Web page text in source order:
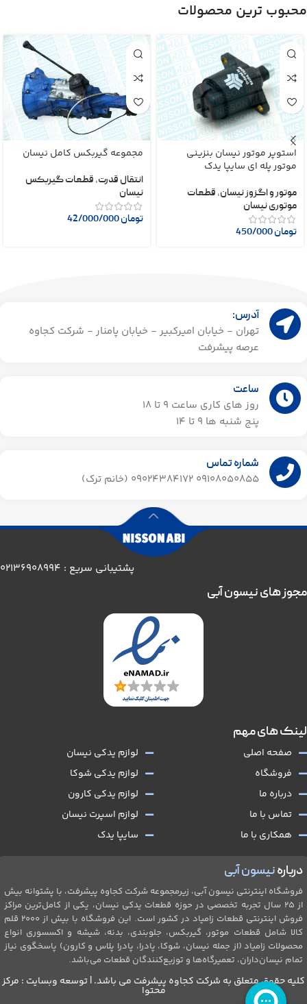
محبوب ترین محصولات
استوپر موتور نیسان بنزینی
موتور پله ای سایپا یدک
موتور و اگزوز نیسان, قطعات
موتوری نیسان
تومان
مجموعه گیربکس کامل نیسان
انتقال قدرت, قطعات گیربکس
نیسان
تومان
آدرس:
تهران - خیابان امیرکبیر - خیابان پامنار - شرکت کجاوه
عرصه پیشرفت
ساعت
روز های کاری ساعت ۹ تا 18
پنج شنبه ها 9 تا 14​
شماره تماس
09108050855 09024384172 (خانم ترک)
پشتیبانی سریع : 02136908994
دربارهنیسون آبی
فروشگاه اینترنتی نیسون آبی، زیرمجموعه شرکت کجاوه پیشرفت، با پشتوانه بیش
از ۲۵ سال تجربه تخصصی در حوزه قطعات یدکی نیسان، یکی از کامل‌ترین مراکز
فروش اینترنتی قطعات زامیاد در کشور است. این فروشگاه با بیش از 2۰۰۰ قلم
کالا شامل قطعات موتور، گیربکس، جلو‌بندی، بدنه، شیشه و اکسسوری انواع
محصولات زامیاد (از جمله نیسان، شوکا، پادرا، پادرا پلاس و کارون) پاسخگوی نیاز
تمام نیسان‌داران، تعمیرگاه‌ها و توزیع‌کنندگان قطعات می‌باشد.
لینک های مهم
صفحه اصلی
فروشگاه
درباره ما
تماس با ما
همکاری با ما
لوازم یدکی نیسان
لوازم یدکی شوکا
لوازم یدکی کارون
لوازم اسپرت نیسان
سایپا یدک
مجوز های نیسون آبی
کلیه حقوق متعلق به شرکت کجاوه پیشرفت می باشد. | توسعه وبسایت : مرکز
محتوا